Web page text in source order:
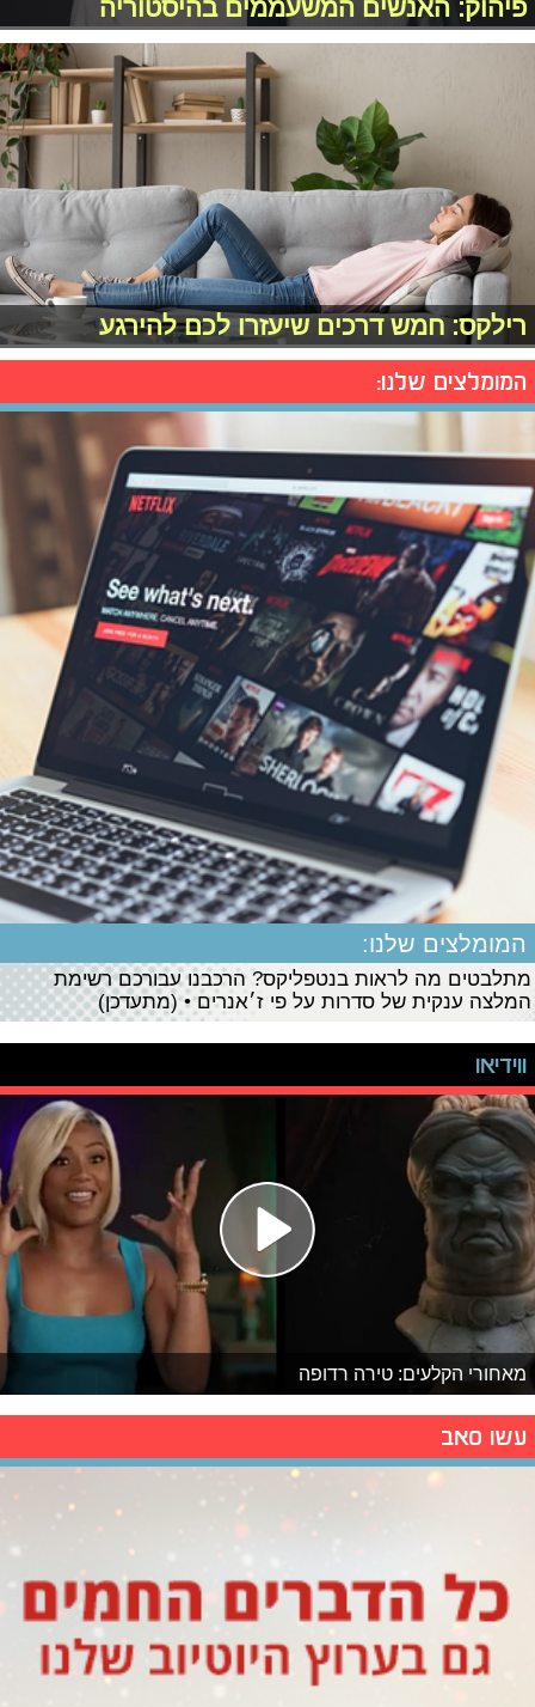
פיהוק: האנשים המשעממים בהיסטוריה
רילקס: חמש דרכים שיעזרו לכם להירגע
המומלצים שלנו:
המומלצים שלנו:
מתלבטים מה לראות בנטפליקס? הרכבנו עבורכם רשימת
המלצה ענקית של סדרות על פי ז׳אנרים • (מתעדכן)
ווידיאו
מאחורי הקלעים: טירה רדופה
עשו סאב